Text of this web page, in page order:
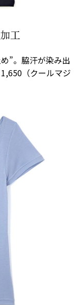
工
”。脇汗が染み出
（クールマジ